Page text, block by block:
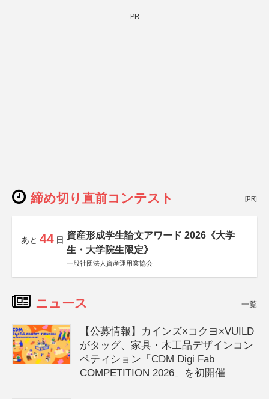
PR
締め切り直前コンテスト [PR]
あと 44 日 資産形成学生論文アワード 2026《大学
生・大学院生限定》
一般社団法人資産運用業協会
ニュース 一覧
【公募情報】カインズ×コクヨ×VUILD
がタッグ、家具・木工品デザインコン
ペティション「CDM Digi Fab
COMPETITION 2026」を初開催